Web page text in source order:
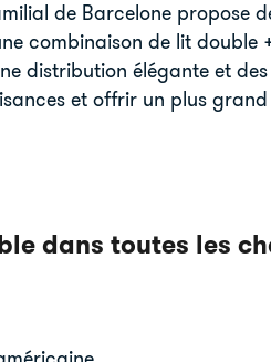
de Barcelone propose
combinaison de lit double
distribution élégante et
et offrir un plus
dans toutes les